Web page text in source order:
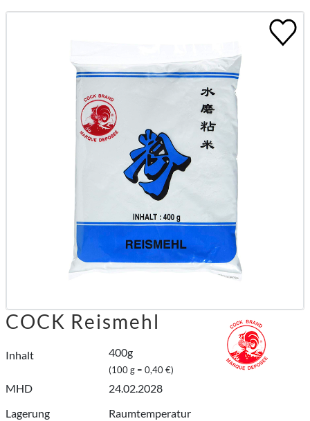
COCK Reismehl
Inhalt 400g
(100 g = 0,40 €)
MHD
24.02.2028
Lagerung
Raumtemperatur